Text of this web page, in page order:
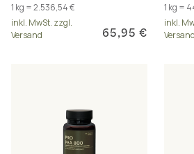
Vitamin B3 für mehr Energie
1 kg = 2.536,54 €
inkl. MwSt. zzgl.
Versand
65,95 €
1 kg =
inkl.
Versand